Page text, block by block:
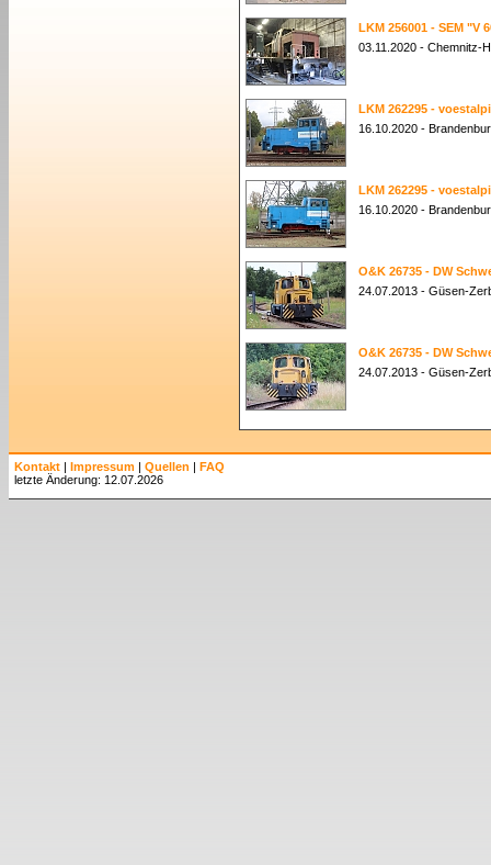
LKM 256001 - SEM "V
03.11.2020 - Chemnitz-
LKM 262295 -
16.10.2020 -
LKM 262295 -
16.10.2020 -
O&K 26735 - DW
24.07.2013 - Güsen-
O&K 26735 - DW
24.07.2013 - Güsen-
Kontakt | Impressum | Quellen | FAQ
letzte Änderung: 12.07.2026